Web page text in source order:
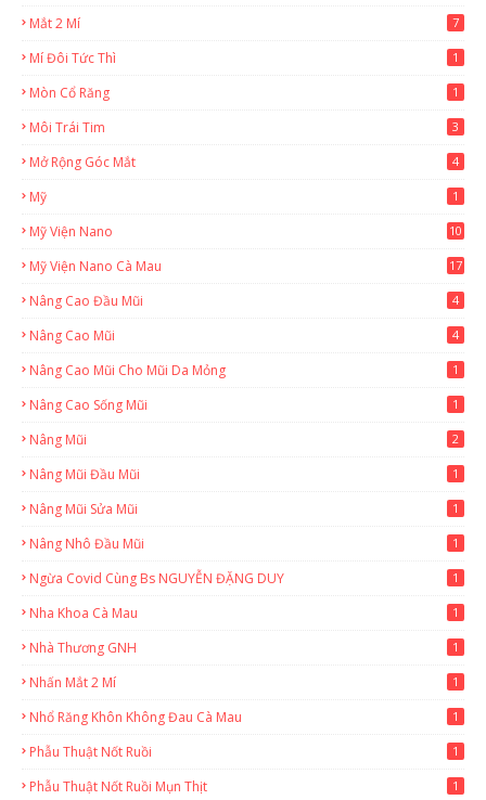
Mắt 2 Mí 7
Mí Đôi Tức Thì 1
Mòn Cổ Răng 1
Môi Trái Tim 3
Mở Rộng Góc Mắt 4
Mỹ 1
Mỹ Viện Nano 10
Mỹ Viện Nano Cà Mau
17
Nâng Cao Đầu Mũi 4
Nâng Cao Mũi 4
Nâng Cao Mũi Cho Mũi Da Mỏng 1
Nâng Cao Sống Mũi 1
Nâng Mũi 2
Nâng Mũi Đầu Mũi 1
Nâng Mũi Sửa Mũi 1
Nâng Nhô Đầu Mũi 1
Ngừa Covid Cùng Bs NGUYỄN ĐẶNG DUY 1
Nha Khoa Cà Mau 1
Nhà Thương GNH 1
Nhấn Mắt 2 Mí 1
Nhổ Răng Khôn Không Đau Cà Mau 1
Phẫu Thuật Nốt Ruồi 1
Phẫu Thuật Nốt Ruồi Mụn Thịt 1